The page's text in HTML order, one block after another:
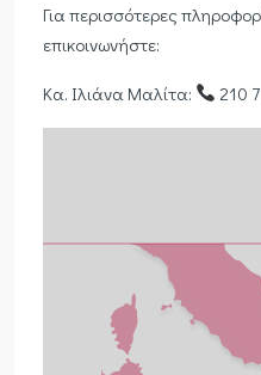
Για περισσότερες
επικοινωνήστε:
Κα. Ιλιάνα Μαλίτα: 210